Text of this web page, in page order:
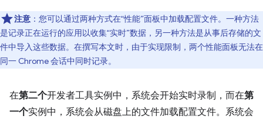
注意 ：您可以通过两种方式在“性能”面板中加载配置文件。一种方法
是记录正在运行的应用以收集“实时”数据，另一种方法是从事后存储的文
件中导入这些数据。在撰写本文时，由于实现限制，两个性能面板无法在
同一 Chrome 会话中同时记录。
在第二个开发者工具实例中，系统会开始实时录制，而在第
一个实例中，系统会从磁盘上的文件加载配置文件。系统会